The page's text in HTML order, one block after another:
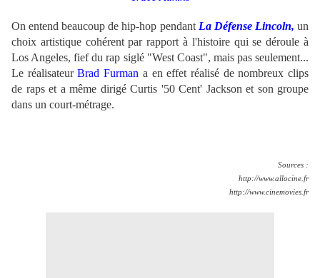
On entend beaucoup de hip-hop pendant La Défense Lincoln, un
choix artistique cohérent par rapport à l'histoire qui se déroule à
Los Angeles, fief du rap siglé "West Coast", mais pas seulement...
Le réalisateurBrad Furman a en effet réalisé de nombreux clips
de raps et a même dirigé Curtis '50 Cent' Jackson et son groupe
dans un court-métrage.
Sources :
http://www.allocine.fr
http://www.cinemovies.fr